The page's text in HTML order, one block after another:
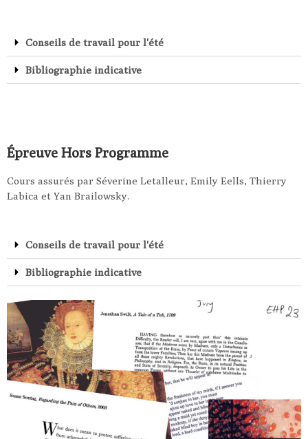
Conseils de travail pour l'été
Bibliographie indicative
Épreuve Hors Programme
Cours assurés par Séverine Letalleur, Emily Eells, Thierry
Labica et Yan Brailowsky.
Conseils de travail pour l'été
Bibliographie indicative